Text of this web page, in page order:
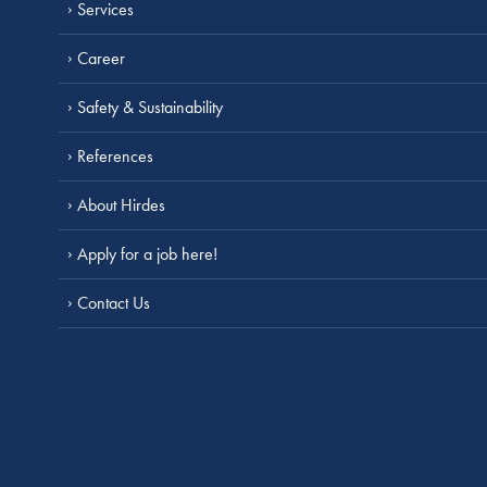
Services
Career
Safety & Sustainability
References
About Hirdes
Apply for a job here!
Contact Us